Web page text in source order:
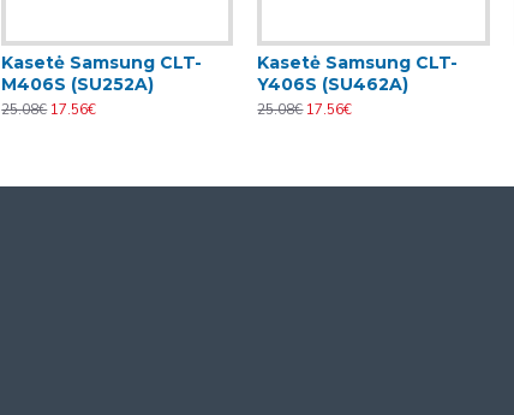
Kasetė Samsung CLT-
M406S (SU252A)
25.08€ 17.56€
Kasetė Samsung CLT-
Y406S (SU462A)
25.08€ 17.56€